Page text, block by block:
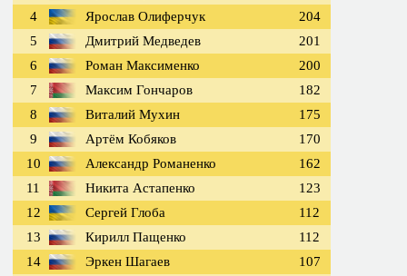
4
Ярослав Олиферчук
204
5
Дмитрий Медведев
201
6
Роман Максименко
200
7
Максим Гончаров
182
8
Виталий Мухин
175
9
Артём Кобяков
170
10
Александр Романенко
162
11
Никита Астапенко
123
12
Сергей Глоба
112
13
Кирилл Пащенко
112
14
Эркен Шагаев
107